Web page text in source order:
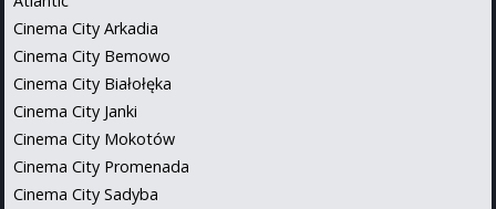
Cinema City Arkadia
Cinema City Bemowo
Cinema City Białołęka
Cinema City Janki
Cinema City Mokotów
Cinema City Promenada
Cinema City Sadyba